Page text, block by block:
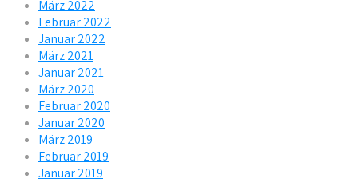
März 2022
Februar 2022
Januar 2022
März 2021
Januar 2021
März 2020
Februar 2020
Januar 2020
März 2019
Februar 2019
Januar 2019